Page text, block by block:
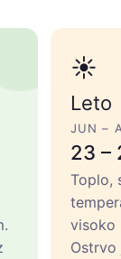
☀️
Leto
JUN –
23 –
Toplo,
visoko
Ostrvo